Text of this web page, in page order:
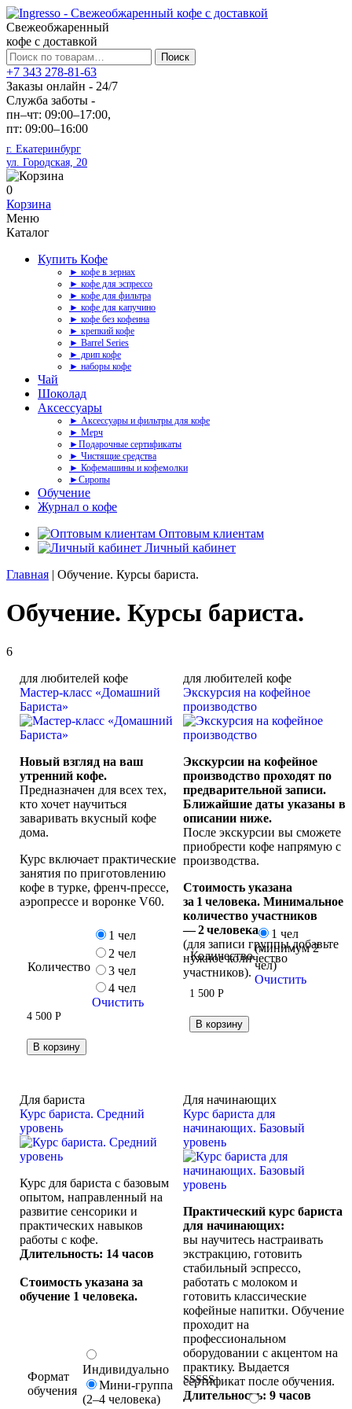
Свежеобжаренный
кофе с доставкой
Искать:
Поиск
+7 343 278-81-63
Заказы онлайн - 24/7
Служба заботы -
пн–чт: 09:00–17:00,
пт: 09:00–16:00
г. Екатеринбург
ул. Городская, 20
0
Корзина
Меню
Каталог
Купить Кофе
► кофе в зернах
► кофе для эспрессо
► кофе для фильтра
► кофе для капучино
► кофе без кофеина
► крепкий кофе
► Barrel Series
► дрип кофе
► наборы кофе
Чай
Шоколад
Аксессуары
► Аксессуары и фильтры для кофе
► Мерч
►Подарочные сертификаты
► Чистящие средства
► Кофемашины и кофемолки
►Сиропы
Обучение
Журнал о кофе
Оптовым клиентам
Личный кабинет
Главная | Обучение. Курсы бариста.
Обучение. Курсы бариста.
6
для любителей кофе
Экскурсия на кофейное
производство
Экскурсии на кофейное
производство проходят по
предварительной записи.
Ближайшие даты указаны в
описании ниже.
После экскурсии вы сможете
приобрести кофе напрямую с
производства.
Стоимость указана
за 1 человека. Минимальное
количество участников
— 2 человека
(для записи группы добавьте
нужное количество
участников).
Количество
1 чел
(минимум 2
чел)
Очистить
1 500 Р
В корзину
для любителей кофе
Мастер-класс «Домашний
Бариста»
Новый взгляд на ваш
утренний кофе.
Предназначен для всех тех,
кто хочет научиться
заваривать вкусный кофе
дома.
Курс включает практические
занятия по приготовлению
кофе в турке, френч-прессе,
аэропрессе и воронке V60.
Количество
1 чел
2 чел
3 чел
4 чел
Очистить
4 500 Р
В корзину
Для начинающих
Курс бариста для
начинающих. Базовый
уровень
Практический курс бариста
для начинающих:
вы научитесь настраивать
экстракцию, готовить
стабильный эспрессо,
работать с молоком и
готовить классические
кофейные напитки. Обучение
проходит на
профессиональном
оборудовании с акцентом на
практику. Выдается
сертификат после обучения.
Длительность: 9 часов
Оценка
5.00
Для бариста
Курс бариста. Средний
уровень
Курс для бариста с базовым
опытом, направленный на
развитие сенсорики и
практических навыков
работы с кофе.
Длительность: 14 часов
Стоимость указана за
обучение 1 человека.
Формат
обучения
Индивидуально
Мини-группа
(2–4 человека)